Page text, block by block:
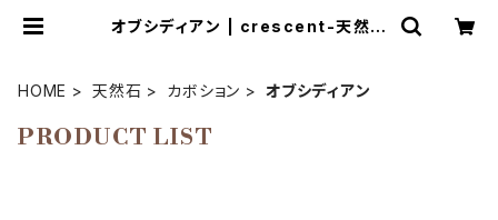
オブシディアン | crescent-天然石
HOME 天然石 カボション オブシディアン
PRODUCT LIST